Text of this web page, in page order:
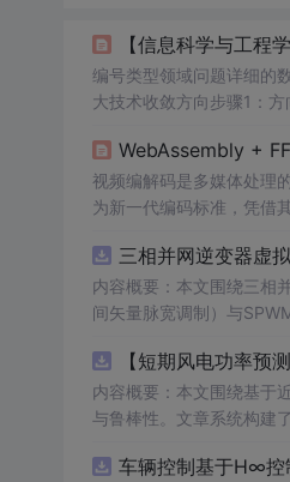
【信息科学与工程
编号类型领域问题详细的
大技术收敛方向步骤1：
0km）相干模块（OSFP-X
WebAssembly +
视频编解码是多媒体处理
为新一代编码标准，凭借
成熟的C/C++库（如
三相并网逆变器虚
内容概要：本文围绕三相
间矢量脉宽调制）与
制策略的设计、调制算法
术，构建了完整的高性能并
科研人员和工程技术人员，特
工作；③为企业研发高性
【短期风电功率预
内容概要：本文围绕基于
与鲁棒性。文章系统构建
，结果表明其相较于传统
车辆控制基于H∞控